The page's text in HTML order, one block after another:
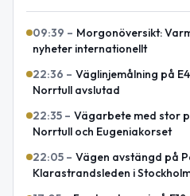
09:39 – Morgonöversikt:
nyheter internationellt
22:36 – Väglinjemålning på
Norrtull avslutad
22:35 – Vägarbete med stor
Norrtull och Eugeniakorset
22:05 – Vägen avstängd på
Klarastrandsleden i